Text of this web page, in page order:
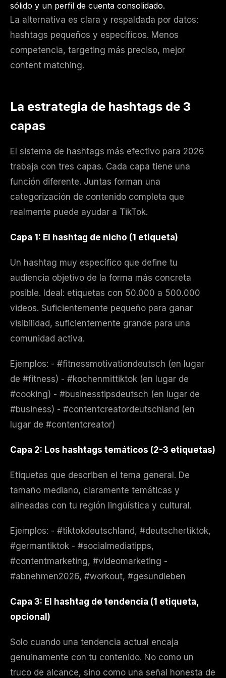
sólido y un perfil de cuenta consolidado.
La alternativa es clara y respaldada por datos:
hashtags pequeños y específicos. Menos
competencia, targeting más preciso, mejor
content matching.
La estrategia de hashtags de 3
capas
El sistema de hashtags más efectivo para 2026
trabaja con tres capas. Cada capa tiene una
función diferente. Juntas forman una
categorización de contenido completa que
realmente puede ayudar a TikTok.
Capa 1: El hashtag de nicho (1 etiqueta)
Un hashtag muy específico que define tu
audiencia objetivo de la forma más concreta
posible. Ideal: etiquetas con 50.000 a 500.000
videos. Suficientemente pequeño para ganar
visibilidad, suficientemente grande para una
comunidad activa.
Ejemplos: - #fitnessmotivationdeutsch (en lugar
de #fitness) - #kochenmittiktok (en lugar de
#cooking) - #businesstipsdeutsch (en lugar de
#business) - #contentcreatordeutschland (en
lugar de #contentcreator)
Capa 2: Los hashtags temáticos (2-3 etiquetas)
Etiquetas que describen el tema general. De
tamaño mediano, claramente temáticas y
alineadas con tu región lingüística y cultural.
Ejemplos: - #tiktokdeutschland, #deutschertiktok,
#germantiktok - #socialmediatipps,
#contentmarketing, #videomarketing -
#abnehmen2026, #workout, #gesundleben
Capa 3: El hashtag de tendencia (1 etiqueta,
opcional)
Solo cuando una tendencia actual encaja
genuinamente con tu contenido. No como un
truco de alcance, sino como una señal honesta de